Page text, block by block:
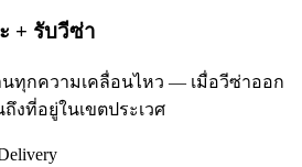
+ รับวีซ่า
านทุกความเคลื่อนไหว — เมื่อวีซ่าออก
งที่อยู่ในเขตประเวศ